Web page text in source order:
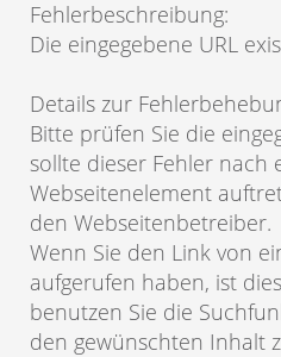
Fehlerbeschreibung:
Die eingegebene URL
Details zur
Bitte prüfen Sie die
sollte dieser Fehler nach
Webseitenelement
den Webseitenbetreiber.
Wenn Sie den Link von
aufgerufen haben, ist
benutzen Sie die
den gewünschten Inhalt